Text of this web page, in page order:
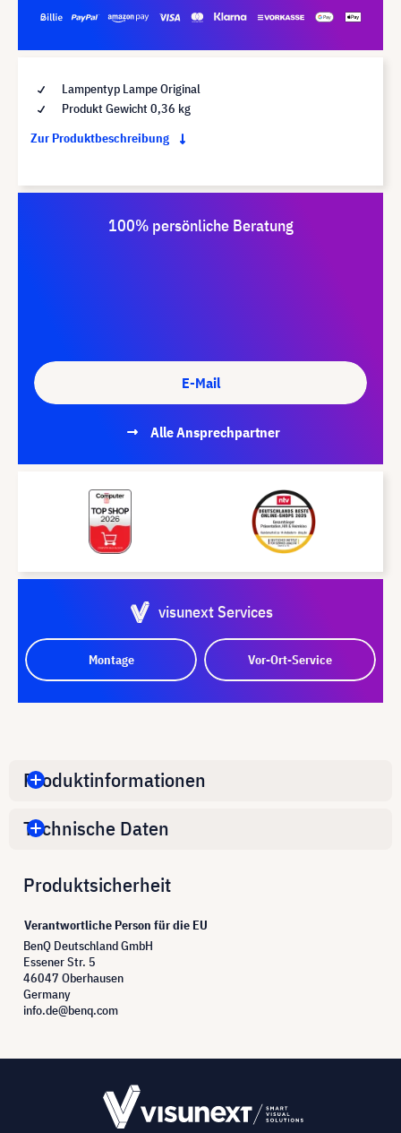
Lampentyp Lampe Original
Produkt Gewicht 0,36 kg
Zur Produktbeschreibung
100% persönliche Beratung
E-Mail
Alle Ansprechpartner
visunext Services
Montage Vor-Ort-Service
Produktinformationen
Technische Daten
Produktsicherheit
Verantwortliche Person für die EU
BenQ Deutschland GmbH
Essener Str. 5
46047 Oberhausen
Germany
info.de@benq.com